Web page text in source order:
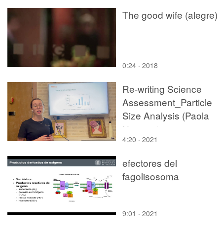
The good wife (alegre)
0:24 · 2018
Re-writing Science
Assessment_Particle
Size Analysis (Paola
Navarro)
4:20 · 2021
efectores del
fagolisosoma
9:01 · 2021